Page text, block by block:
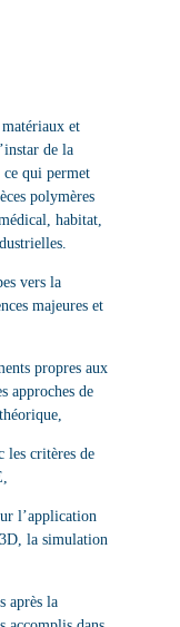
et
de la
qui permet
polymères
habitat,
vers la
majeures et
propres aux
approches de
les critères de
l’application
la simulation
après la